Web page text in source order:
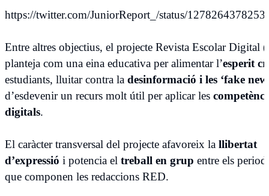
https://twitter.com/JuniorReport_/status/
Entre altres objectius, el projecte Revista Escolar Digital
planteja com una eina educativa per alimentar l’esperit
estudiants, lluitar contra la desinformació i les ‘fake
d’esdevenir un recurs molt útil per aplicar les
digitals.
El caràcter transversal del projecte afavoreix la llibertat
d’expressió i potencia el treball en grup entre els
que componen les redaccions RED.